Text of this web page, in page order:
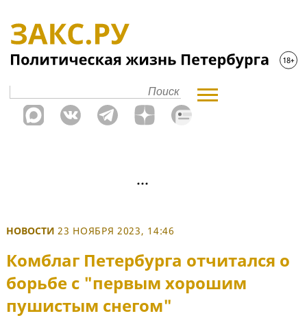
НОВОСТИ 23 НОЯБРЯ 2023, 14:46
Комблаг Петербурга отчитался о
борьбе с "первым хорошим
пушистым снегом"